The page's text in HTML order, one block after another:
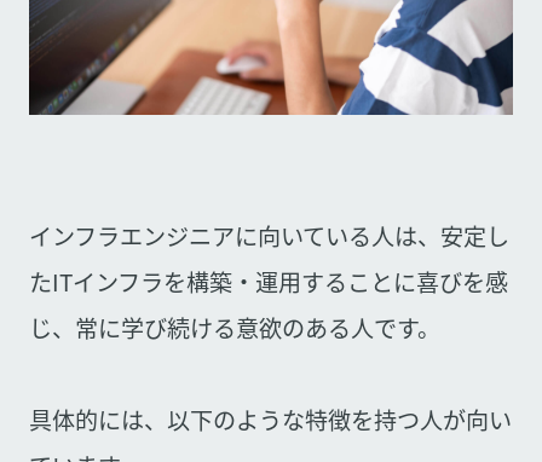
インフラエンジニアに向いている人は、安定し
たITインフラを構築・運用することに喜びを感
じ、常に学び続ける意欲のある人です。
具体的には、以下のような特徴を持つ人が向い